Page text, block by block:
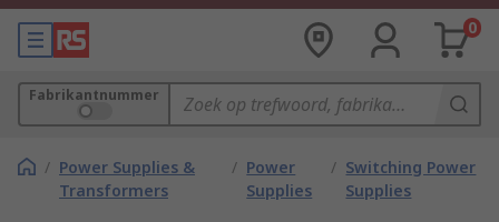
0
Fabrikantnummer
/ Power Supplies &
Transformers
/ Power
Supplies
/ Switching Power
Supplies